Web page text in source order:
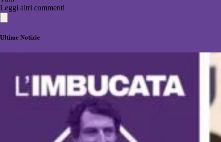
Leggi altri commenti
Ultime Notizie